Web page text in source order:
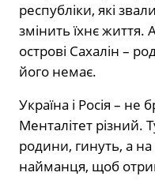
республіки, які
змінить їхнє
острові Сахалін –
його немає.
Україна і Росія – не
Менталітет різний.
родини, гинуть, а на
найманця, щоб